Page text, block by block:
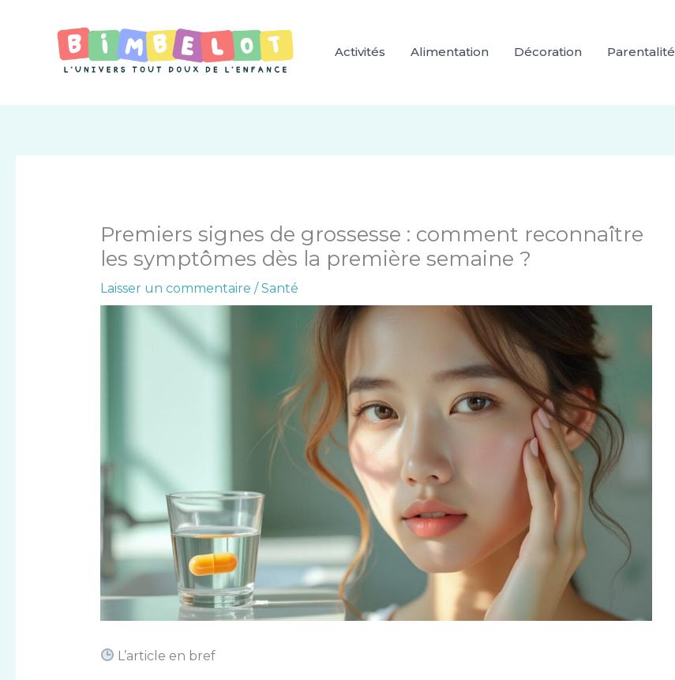
Activités Alimentation Décoration Parentalité
Premiers signes de grossesse : comment reconnaître
les symptômes dès la première semaine ?
Laisser un commentaire / Santé
L’article en bref